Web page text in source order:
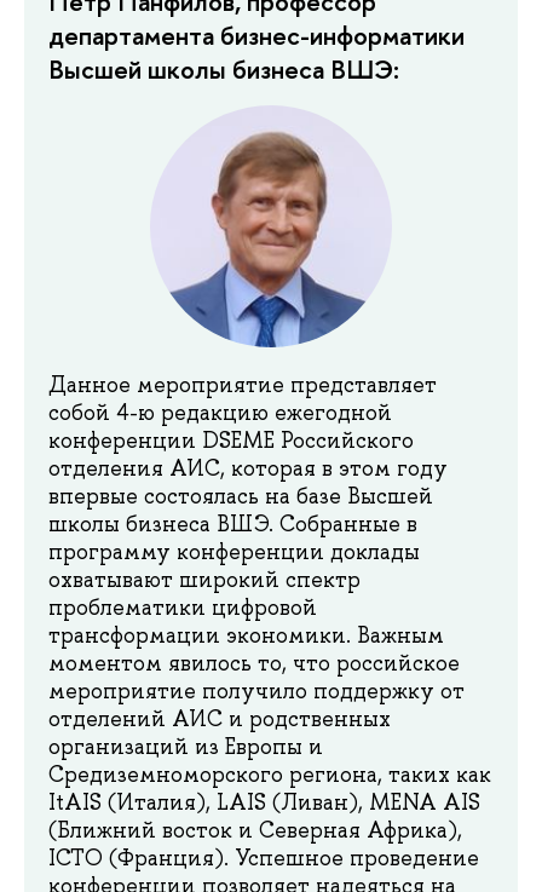
департамента бизнес-информатики
Высшей школы бизнеса ВШЭ:
Данное мероприятие представляет
собой 4-ю редакцию ежегодной
конференции DSEME Российского
отделения АИС, которая в этом году
впервые состоялась на базе Высшей
школы бизнеса ВШЭ. Собранные в
программу конференции доклады
охватывают широкий спектр
проблематики цифровой
трансформации экономики. Важным
моментом явилось то, что российское
мероприятие получило поддержку от
отделений АИС и родственных
организаций из Европы и
Средиземноморского региона, таких как
ItAIS (Италия), LAIS (Ливан), MENA AIS
(Ближний восток и Северная Африка),
ICTO (Франция). Успешное проведение
конференции позволяет надеяться на